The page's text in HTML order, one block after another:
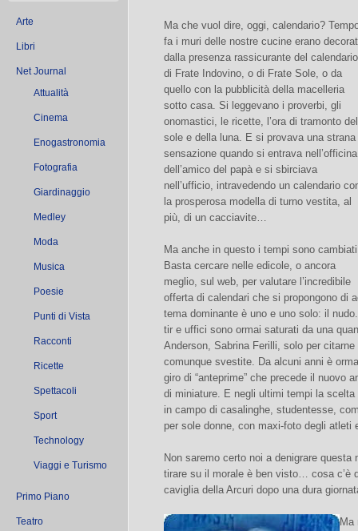
Arte
Libri
Net Journal
Attualità
Cinema
Enogastronomia
Fotografia
Giardinaggio
Medley
Moda
Musica
Poesie
Punti di Vista
Racconti
Ricette
Spettacoli
Sport
Technology
Viaggi e Turismo
Primo Piano
Teatro
Ma che vuol dire, oggi, calendario?
fa i muri delle nostre cucine erano
dalla presenza rassicurante del calendario
di Frate Indovino, o di Frate Sole, o da
quello con la pubblicità della macelleria
sotto casa. Si leggevano i proverbi, gli
onomastici, le ricette, l’ora di tramonto del
sole e della luna. E si provava una strana
sensazione quando si entrava nell’officina
dell’amico del papà e si sbirciava
nell’ufficio, intravedendo un calendario
la prosperosa modella di turno vestita, al
più, di un cacciavite…
Ma anche in questo i tempi sono
Basta cercare nelle edicole, o ancora
meglio, sul web, per valutare l’incredibile
offerta di calendari che si propongono di
tema dominante è uno e uno solo: il
tir e uffici sono ormai saturati da una
Anderson, Sabrina Ferilli, solo per
comunque svestite. Da alcuni anni è
giro di “anteprime” che precede il nuovo
di miniature. E negli ultimi tempi la
in campo di casalinghe, studentesse,
per sole donne, con maxi-foto degli atleti
Non saremo certo noi a denigrare
tirare su il morale è ben visto… cosa c’è
caviglia della Arcuri dopo una dura
Ma